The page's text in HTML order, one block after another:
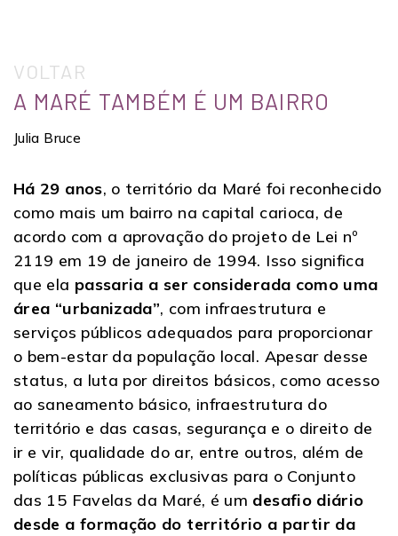
VOLTAR
A MARÉ TAMBÉM É UM BAIRRO
Julia Bruce
Há 29 anos, o território da Maré foi reconhecido
como mais um bairro na capital carioca, de
acordo com a aprovação do projeto de Lei nº
2119 em 19 de janeiro de 1994. Isso significa
que ela passaria a ser considerada como uma
área “urbanizada”, com infraestrutura e
serviços públicos adequados para proporcionar
o bem-estar da população local. Apesar desse
status, a luta por direitos básicos, como acesso
ao saneamento básico, infraestrutura do
território e das casas, segurança e o direito de
ir e vir, qualidade do ar, entre outros, além de
políticas públicas exclusivas para o Conjunto
das 15 Favelas da Maré, é um desafio diário
desde a formação do território a partir da